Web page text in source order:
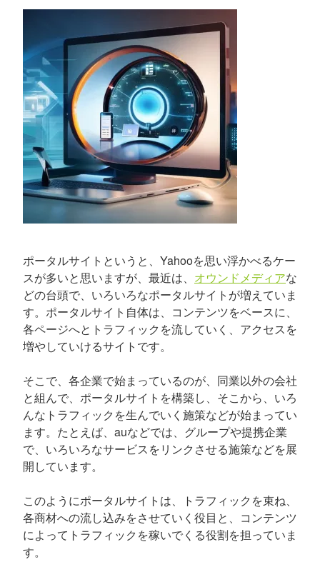
ポータルサイトというと、Yahooを思い浮かべるケー
スが多いと思いますが、最近は、 オウンドメディアな
どの台頭で、いろいろなポータルサイトが増えていま
す。ポータルサイト自体は、コンテンツをベースに、
各ページへとトラフィックを流していく、アクセスを
増やしていけるサイトです。
そこで、各企業で始まっているのが、同業以外の会社
と組んで、ポータルサイトを構築し、そこから、いろ
んなトラフィックを生んでいく施策などが始まってい
ます。たとえば、auなどでは、グループや提携企業
で、いろいろなサービスをリンクさせる施策などを展
開しています。
このようにポータルサイトは、トラフィックを束ね、
各商材への流し込みをさせていく役目と、コンテンツ
によってトラフィックを稼いでくる役割を担っていま
す。